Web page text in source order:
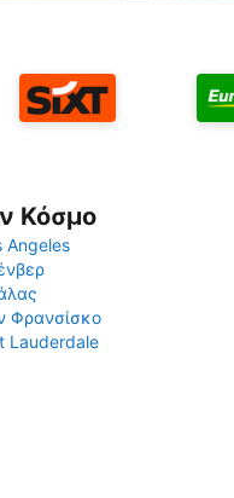
Κόσμο
Angeles
Φρανσίσκο
Lauderdale